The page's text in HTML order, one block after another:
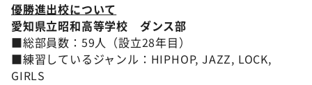
優勝進出校について
愛知県立昭和高等学校 ダンス部
■総部員数：59人（設立28年目）
■練習しているジャンル：HIPHOP, JAZZ, LOCK,
GIRLS